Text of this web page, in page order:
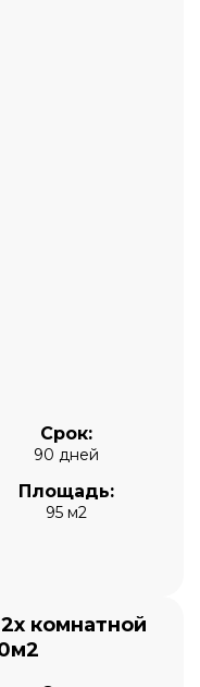
Срок:
90 дней
Площадь:
95 м2
комнатной